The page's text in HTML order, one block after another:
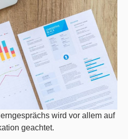
wird vor allem auf
geachtet.